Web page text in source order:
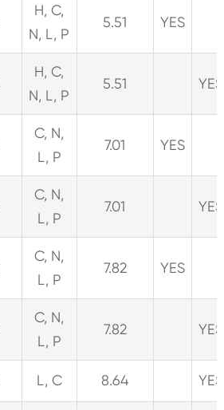
H, C,
N, L, P
5.51 YES
H, C,
N, L, P
5.51 YES
C, N,
L, P
7.01 YES
C, N,
L, P
7.01 YES
C, N,
L, P
7.82 YES
C, N,
L, P
7.82 YES
L, C 8.64 YES